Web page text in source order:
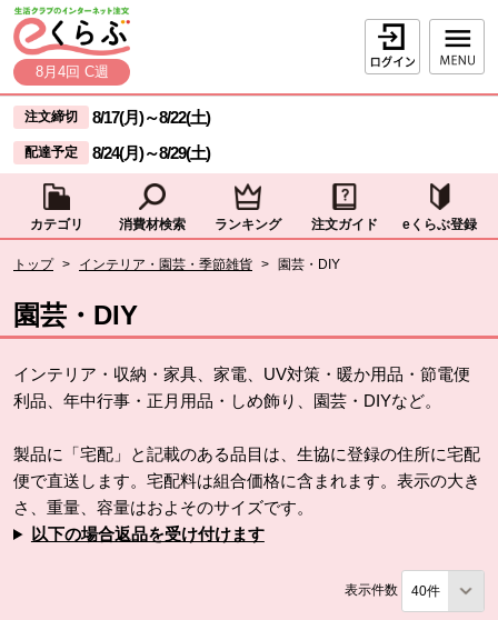
ページの先頭です。
本文へジャンプする。
8月4回 C週
ログイン
ここからサイト内共通メニューです。
サイト内共通メニューをスキップする
注文締切 8/17(月)～8/22(土)
配達予定 8/24(月)～8/29(土)
カテゴリ 消費材検索 ランキング 注文ガイド eくらぶ登録
トップ > インテリア・園芸・季節雑貨 > 園芸・DIY
園芸・DIY
インテリア・収納・家具、家電、UV対策・暖か用品・節電便
利品、年中行事・正月用品・しめ飾り、園芸・DIYなど。
製品に「宅配」と記載のある品目は、生協に登録の住所に宅配
便で直送します。宅配料は組合価格に含まれます。表示の大き
さ、重量、容量はおよそのサイズです。
以下の場合返品を受け付けます
表示件数